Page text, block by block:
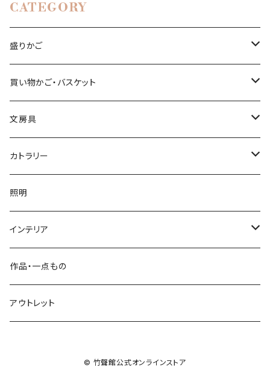
CATEGORY
盛りかご
亀甲編み
小入れ麻の葉編み
網代編み
透かし網代編み
その他
買い物かご・バスケット
縄目差し
ござ目編み
バスケット
文房具
竹ペン
ペーパーナイフ
石を抱く竹（ペーパーウェイト）
その他
カトラリー
お箸
菜箸
楊枝
照明
インテリア
屑かご
脱衣かご
作品・一点もの
アウトレット
© 竹聲館公式オンラインストア